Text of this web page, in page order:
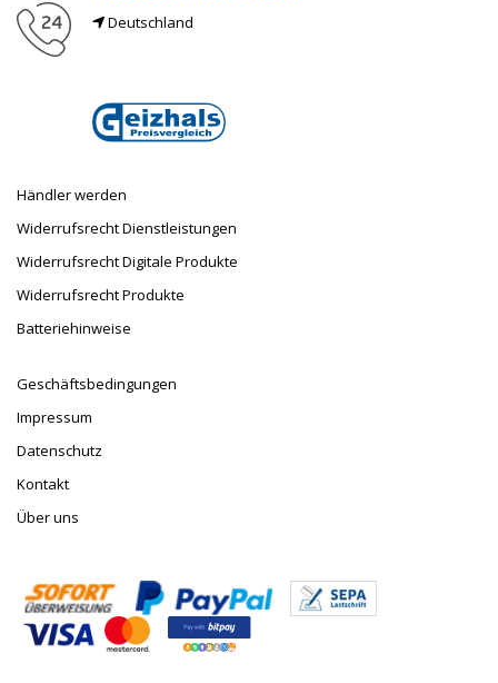
Deutschland
Händler werden
Widerrufsrecht Dienstleistungen
Widerrufsrecht Digitale Produkte
Widerrufsrecht Produkte
Batteriehinweise
Geschäftsbedingungen
Impressum
Datenschutz
Kontakt
Über uns